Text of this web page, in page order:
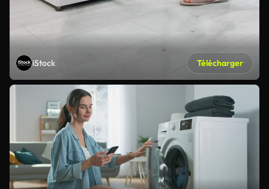
iStock Télécharger